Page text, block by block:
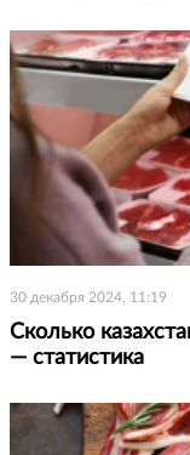
30 декабря 2024, 11:19
Сколько
— статистика